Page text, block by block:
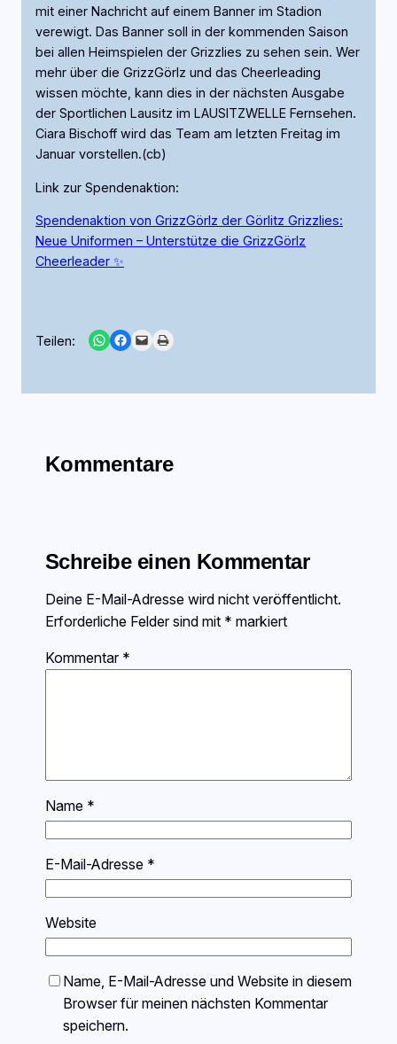
mit einer Nachricht auf einem Banner im Stadion
verewigt. Das Banner soll in der kommenden Saison
bei allen Heimspielen der Grizzlies zu sehen sein. Wer
mehr über die GrizzGörlz und das Cheerleading
wissen möchte, kann dies in der nächsten Ausgabe
der Sportlichen Lausitz im LAUSITZWELLE Fernsehen.
Ciara Bischoff wird das Team am letzten Freitag im
Januar vorstellen.(cb)
Link zur Spendenaktion:
Spendenaktion von GrizzGörlz der Görlitz Grizzlies:
Neue Uniformen – Unterstütze die GrizzGörlz
Cheerleader ✨
Teilen: Share on WhatsApp
Share on Facebook
Email this PagePrint this Page
Kommentare
Schreibe einen Kommentar
Deine E-Mail-Adresse wird nicht veröffentlicht.
Erforderliche Felder sind mit * markiert
Kommentar *
Name *
E-Mail-Adresse *
Website
Name, E-Mail-Adresse und Website in diesem
Browser für meinen nächsten Kommentar
speichern.